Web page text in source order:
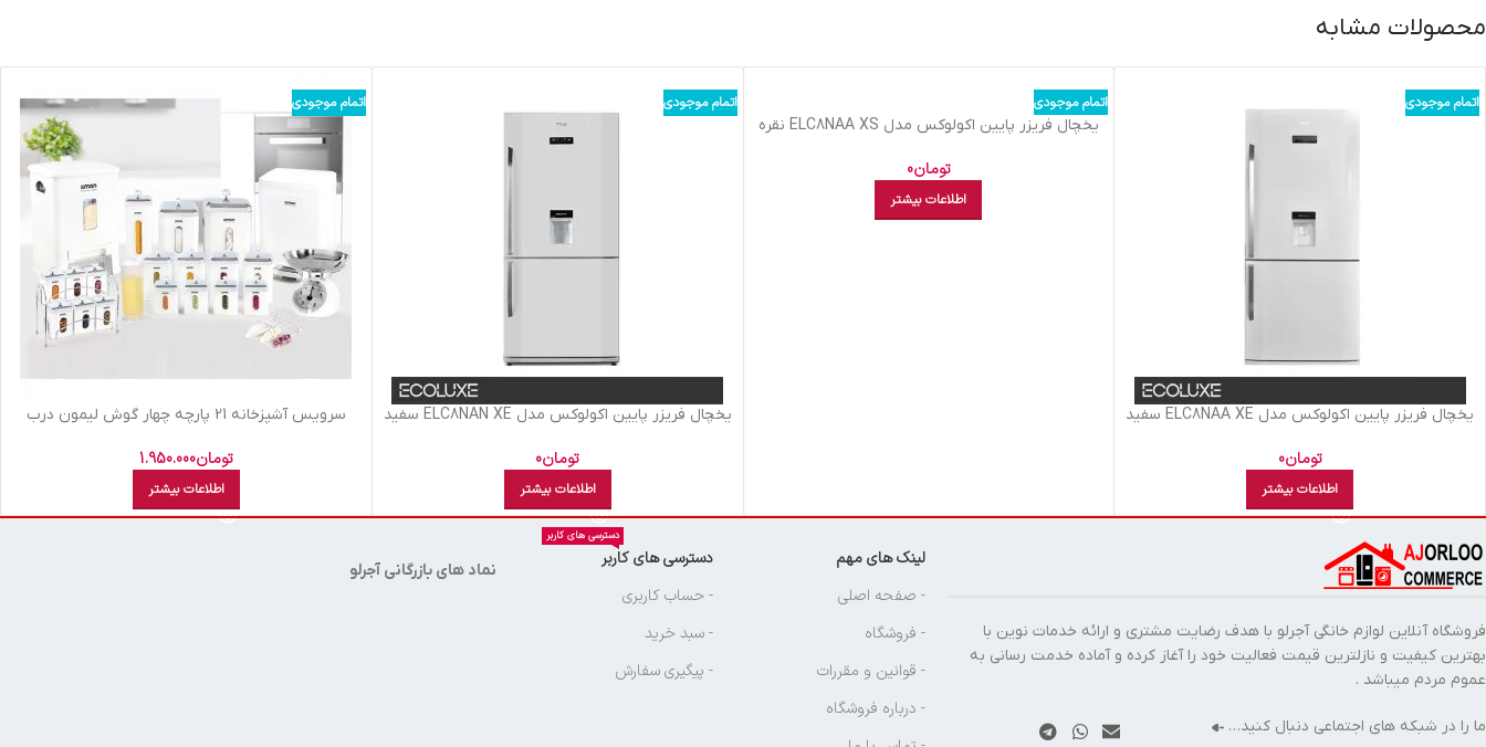
محصولات مشابه
اتمام موجودی
يخچال فريزر پايين اکولوکس مدل ELC8NAA XE سفید
تومان0
اطلاعات بیشتر
اتمام موجودی
يخچال فريزر پايين اکولوکس مدل ELC8NAA XS نقره
تومان0
اطلاعات بیشتر
اتمام موجودی
يخچال فريزر پايين اکولوکس مدل ELC8NAN XE سفید
تومان0
اطلاعات بیشتر
اتمام موجودی
سرویس آشپزخانه 21 پارچه چهار گوش لیمون درب
تومان1.950.000
اطلاعات بیشتر
فروشگاه آنلاین لوازم خانگی آجرلو با هدف رضایت مشتری و ارائه خدمات نوین با
بهترین کیفیت و نازلترین قیمت فعالیت خود را آغاز کرده و آماده خدمت رسانی به
عموم مردم میباشد .
ما را در شبکه های اجتماعی دنبال کنید…
لینک های مهم
- صفحه اصلی
- فروشگاه
- قوانین و مقررات
- درباره فروشگاه
دسترسی های کاربر
دسترسی های کاربر
- حساب کاربری
- سبد خرید
- پیگیری سفارش
نماد های بازرگانی آجرلو